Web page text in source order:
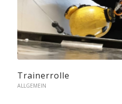
Trainerrolle
ALLGEMEIN